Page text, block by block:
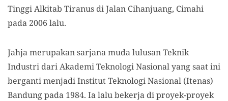
Tinggi Alkitab Tiranus di Jalan Cihanjuang, Cimahi
pada 2006 lalu.
Jahja merupakan sarjana muda lulusan Teknik
Industri dari Akademi Teknologi Nasional yang saat ini
berganti menjadi Institut Teknologi Nasional (Itenas)
Bandung pada 1984. Ia lalu bekerja di proyek-proyek